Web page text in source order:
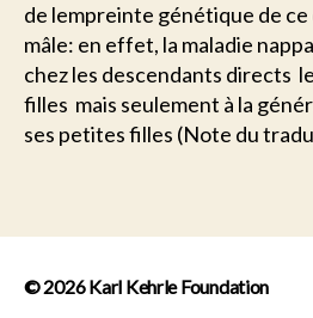
de lempreinte génétique de
mâle: en effet, la maladie
chez les descendants directs 
filles  mais seulement à la
ses petites filles (Note du
© 2026Karl Kehrle Foundation